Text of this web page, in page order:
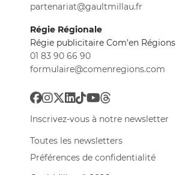
partenariat@gaultmillau.fr
Régie Régionale
Régie publicitaire Com'en Régions
01 83 90 66 90
formulaire@comenregions.com
Inscrivez-vous à notre newsletter
Toutes les newsletters
Préférences de confidentialité